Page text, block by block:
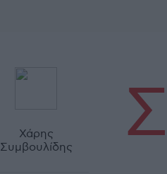
Χάρης
Συμβουλίδης
Σ